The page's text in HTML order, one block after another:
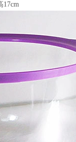
17cm